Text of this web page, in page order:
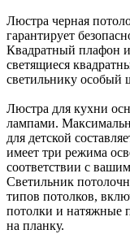
Люстра черная
гарантирует
Квадратный плафон
светящиеся
светильнику особый
Люстра для кухни
лампами.
для детской
имеет три режима
соответствии с
Светильник
типов потолков,
потолки и натяжные
на планку.